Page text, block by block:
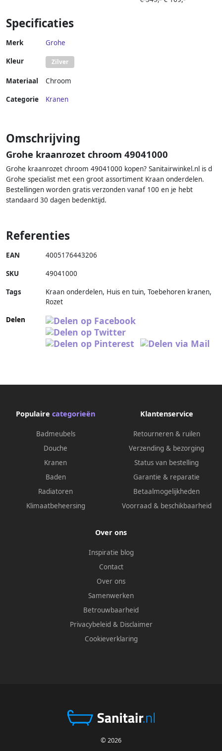
Specificaties
Merk Grohe
Kleur Zilver
Materiaal Chroom
Categorie Kranen
Omschrijving
Grohe kraanrozet chroom 49041000
Grohe kraanrozet chroom 49041000 kopen? Sanitairwinkel.nl is d
Grohe specialist met een groot assortiment Kraan onderdelen.
Bestellingen worden gratis verzonden vanaf 100 en je hebt
standaard 30 dagen bedenktijd.
Referenties
EAN 4005176443206
SKU 49041000
Tags
Kraan onderdelen, Huis en tuin, Toebehoren kranen,
Rozet
Delen
Populaire categorieën
Badmeubels
Douche
Kranen
Baden
Radiatoren
Klimaatbeheersing
Klantenservice
Retourneren & ruilen
Verzending & bezorging
Status van bestelling
Garantie & reparatie
Betaalmogelijkheden
Voorraad & beschikbaarheid
Over ons
Inspiratie blog
Contact
Over ons
Samenwerken
Betrouwbaarheid
Privacybeleid & Disclaimer
Cookieverklaring
© 2026